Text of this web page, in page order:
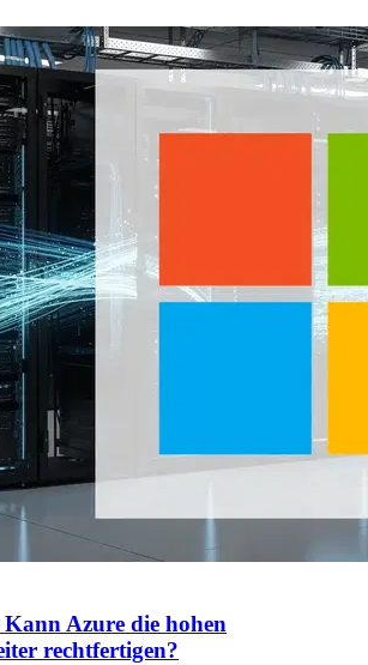
Azure die hohen
rechtfertigen?